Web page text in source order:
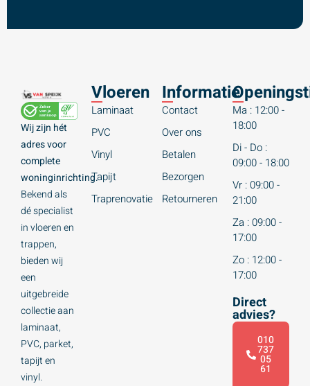
Wij zijn hét
adres voor
complete
woninginrichting.
Bekend als
dé specialist
in vloeren en
trappen,
bieden wij
een
uitgebreide
collectie aan
laminaat,
PVC, parket,
tapijt en
vinyl.
Vloeren
Laminaat
PVC
Vinyl
Tapijt
Traprenovatie
Informatie
Contact
Over ons
Betalen
Bezorgen
Retourneren
Ma : 12:00 -
18:00
Di - Do :
09:00 - 18:00
Vr : 09:00 -
21:00
Za : 09:00 -
17:00
Zo : 12:00 -
17:00
Direct
advies?
010
737
05
61